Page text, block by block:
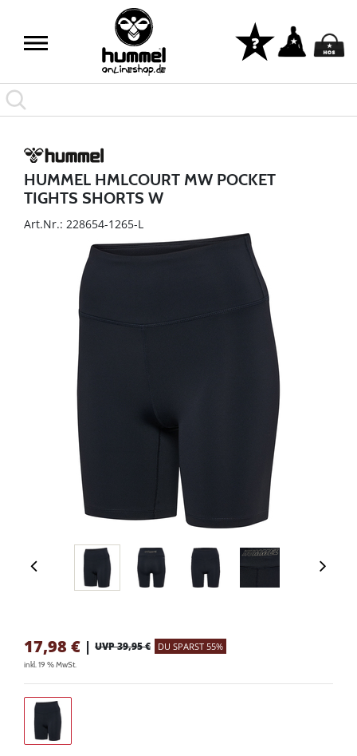
HUMMEL HMLCOURT MW POCKET
TIGHTS SHORTS W
Art.Nr.: 228654-1265-L
17,98 € | UVP 39,95 € DU SPARST 55%
inkl. 19 % MwSt.